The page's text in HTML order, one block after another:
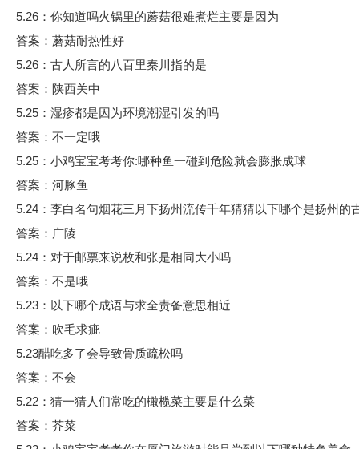
5.26：你知道吗火锅里的蘑菇很难煮烂主要是因为
答案：蘑菇耐热性好
5.26：古人所言的八百里秦川指的是
答案：陕西关中
5.25：湿疹都是因为环境潮湿引发的吗
答案：不一定哦
5.25：小鸡宝宝考考你:哪种鱼一碰到危险就会膨胀成球
答案：河豚鱼
5.24：李白名句烟花三月下扬州流传千年猜猜以下哪个是扬州的
答案：广陵
5.24：对于邮票来说枚和张是相同大小吗
答案：不是哦
5.23：以下哪个成语与求全责备意思相近
答案：吹毛求疵
5.23醋吃多了会导致骨质疏松吗
答案：不会
5.22：猜一猜人们常吃的橄榄菜主要是什么菜
答案：芥菜